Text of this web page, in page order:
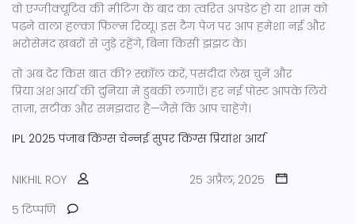
वो एग्जीक्यूटिव की मीटिंग के बाद का त्वरित अपडेट हो या शाम को
पढ़ने वाला हल्का फ़िल्म रिव्यू। इस टैग पेज पर आप हमेशा नई और
भरोसेमंद ख़बरों से जुड़े रहेंगे, बिना किसी झंझट के।
तो अब देर किस बात की? स्क्रॉल करें, पसंदीदा लेख चुनें और
प्रिया अंश आर्य की दुनिया में डुबकी लगाएँ। हर नई पोस्ट आपके लिये
ताज़ा, सटीक और समझदार है—जैसे कि आप चाहेंगे।
IPL 2025 पंजाब किंग्स चेन्नई सुपर किंग्स प्रियांश आर्य
NIKHIL ROY
25 अप्रैल, 2025
5 टिप्पणि